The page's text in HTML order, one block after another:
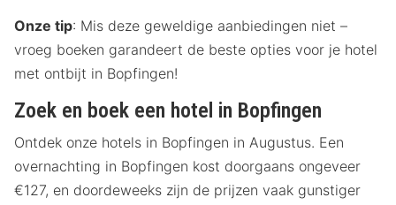
Onze tip: Mis deze geweldige aanbiedingen niet –
vroeg boeken garandeert de beste opties voor je hotel
met ontbijt in Bopfingen!
Zoek en boek een hotel in Bopfingen
Ontdek onze hotels in Bopfingen in Augustus. Een
overnachting in Bopfingen kost doorgaans ongeveer
€127, en doordeweeks zijn de prijzen vaak gunstiger